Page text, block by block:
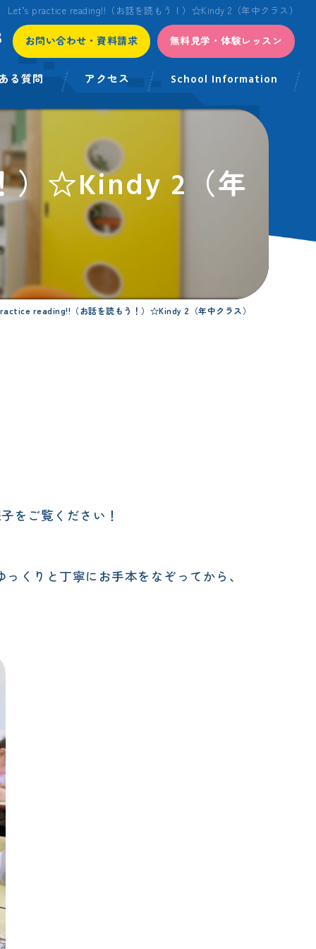
Let’s practice reading!!（お話を読もう！）☆Kindy 2（年中クラス）
お問い合わせ・資料請求 無料見学・体験レッスン
る質問 アクセス School Information
）☆Kindy 2（年
reading!!（お話を読もう！）☆Kindy 2（年中クラス）
をご覧ください！
くりと丁寧にお手本をなぞってから、